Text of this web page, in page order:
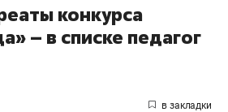
конкурса
– в списке педагог